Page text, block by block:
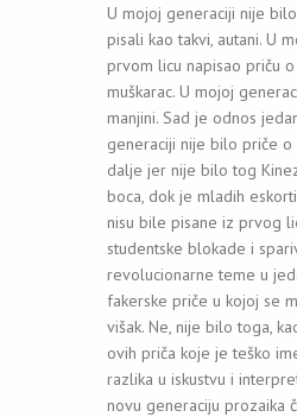
U mojoj generaciji nije
pisali kao takvi, autani. U
prvom licu napisao priču
muškarac. U mojoj
manjini. Sad je odnos
generaciji nije bilo priče o
dalje jer nije bilo tog
boca, dok je mladih
nisu bile pisane iz prvog
studentske blokade i
revolucionarne teme u
fakerske priče u kojoj se
višak. Ne, nije bilo toga,
ovih priča koje je teško
razlika u iskustvu i
novu generaciju prozaika